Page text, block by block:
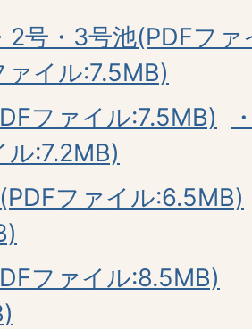
2号・3号池(PDFフ
イル:7.5MB)
ファイル:7.5MB)
ル:7.2MB)
ファイル:6.5MB)
ファイル:8.5MB)